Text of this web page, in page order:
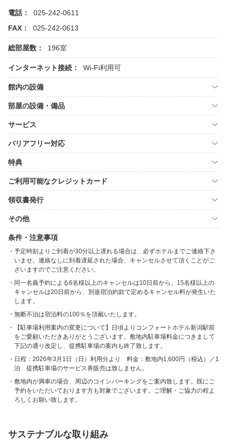
電話：
025-242-0611
FAX：
025-242-0613
総部屋数： 196室
インターネット接続： Wi-Fi利用可
館内の設備
部屋の設備・備品
サービス
バリアフリー対応
特典
ご利用可能なクレジットカード
領収書発行
その他
条件・注意事項
予定時刻よりご到着が30分以上遅れる場合は、必ずホテルまでご連絡下さ
いませ。連絡なしに到着遅延された場合、キャンセルさせて頂くことがご
ざいますのでご注意ください。
同一名義予約による6名様以上のキャンセルは10日前から、15名様以上の
キャンセルは20日前から、別途宿泊約款で定めるキャンセル料が発生いた
します。
無断不泊は宿泊料の100％を頂戴いたします。
【駐車場利用案内の変更について】日頃よりコンフォートホテル新潟駅前
をご愛顧いただきありがとうございます。敷地内駐車場料金につきまして
下記の通り改定し、提携駐車場の案内も終了致します。
日程：2026年3月1日（日）利用分より 料金：敷地内1,600円（税込）／1
泊 提携駐車場のサービス券販売は致しません。
敷地内が満車の場合、周辺のコインパーキングをご案内致します。既にご
予約をいただいております方も対象でございます。ご理解・ご協力の程よ
ろしくお願い致します。
サステナブルな取り組み